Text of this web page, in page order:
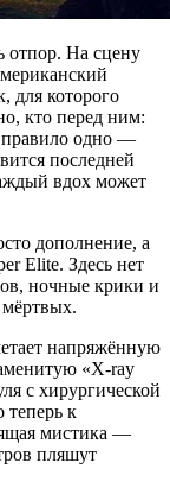
отпор. На сцену
для которого
кто перед ним:
одно —
последней
вдох может
дополнение, а
Elite. Здесь нет
ночные крики и
напряжённую
«X-ray
с хирургической
теперь к
мистика —
пляшут